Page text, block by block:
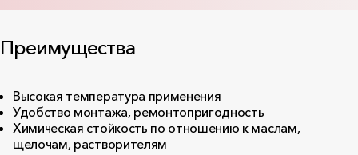
Преимущества
Высокая температура применения
Удобство монтажа, ремонтопригодность
Химическая стойкость по отношению к маслам,
щелочам, растворителям